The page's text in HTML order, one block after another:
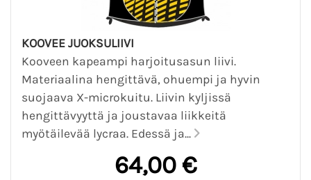
KOOVEE JUOKSULIIVI
Kooveen kapeampi harjoitusasun liivi.
Materiaalina hengittävä, ohuempi ja hyvin
suojaava X-microkuitu. Liivin kyljissä
hengittävyyttä ja joustavaa liikkeitä
myötäilevää lycraa. Edessä ja...
64,00 €